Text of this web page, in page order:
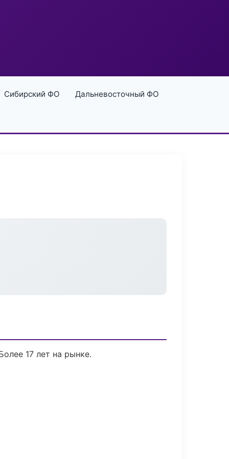
Сибирский ФО Дальневосточный ФО
17 лет на рынке.